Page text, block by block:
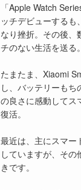
「Apple Watch
ッチデビューするも
なり挫折。その後、
チのない生活を送る。
たまたま、Xiaomi
し、バッテリーも
の良さに感動してス
復活。
最近は、主にスマー
していますが、そ
きです。